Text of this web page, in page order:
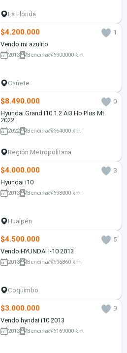
La Florida
$4.200.000
1
Vendo mi azulito
2013 Bencina 900000 km
Cañete
$8.490.000
0
Hyundai Grand I10 1.2 Ai3 Hb Plus Mt
2022
2022 Bencina 64000 km
Región Metropolitana
$4.000.000
3
Hyundai i10
2013 Bencina 98000 km
Hualpén
$4.500.000
5
Vendo HYUNDAI I-10 2013
2013 Bencina 96860 km
Coquimbo
$3.000.000
9
Vendo hyndai i10 2013
2013 Bencina 169000 km